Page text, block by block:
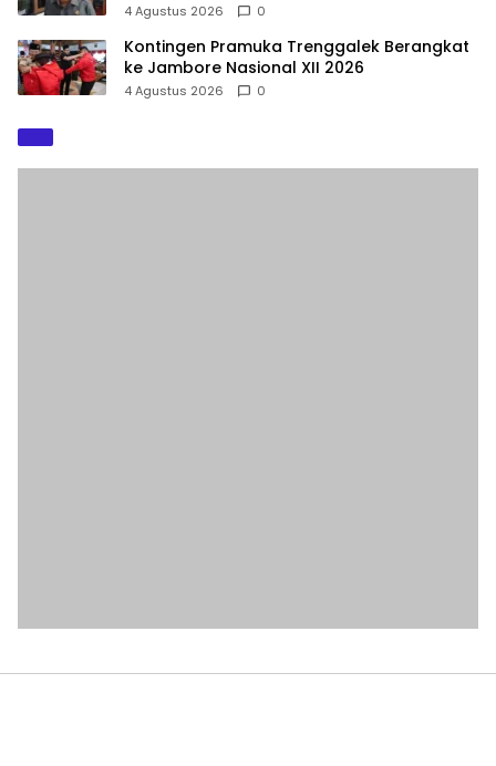
4 Agustus 2026 0
Kontingen Pramuka Trenggalek Berangkat
ke Jambore Nasional XII 2026
4 Agustus 2026 0